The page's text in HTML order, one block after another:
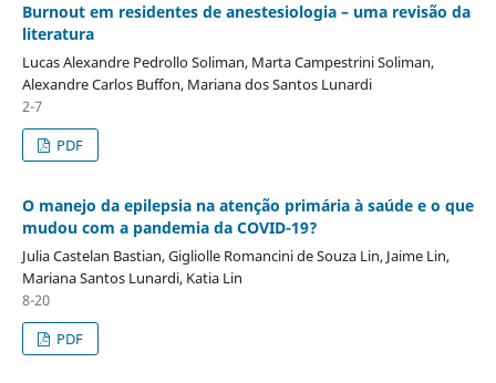
Burnout em residentes de anestesiologia – uma revisão da
literatura
Lucas Alexandre Pedrollo Soliman, Marta Campestrini Soliman,
Alexandre Carlos Buffon, Mariana dos Santos Lunardi
2-7
PDF
O manejo da epilepsia na atenção primária à saúde e o que
mudou com a pandemia da COVID-19?
Julia Castelan Bastian, Gigliolle Romancini de Souza Lin, Jaime Lin,
Mariana Santos Lunardi, Katia Lin
8-20
PDF